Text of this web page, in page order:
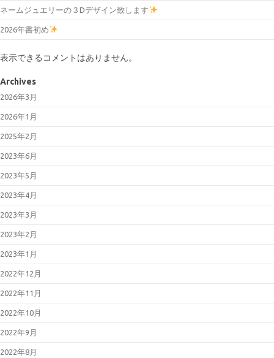
ネームジュエリーの３Dデザイン致します
2026年書初め
表示できるコメントはありません。
Archives
2026年3月
2026年1月
2025年2月
2023年6月
2023年5月
2023年4月
2023年3月
2023年2月
2023年1月
2022年12月
2022年11月
2022年10月
2022年9月
2022年8月